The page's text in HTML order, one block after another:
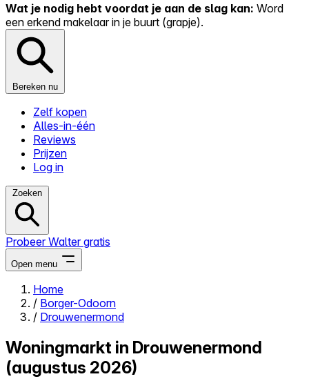
Wat je nodig hebt voordat je aan de slag kan: Word
een erkend makelaar in je buurt (grapje).
Bereken nu
Zelf kopen
Alles-in-één
Reviews
Prijzen
Log in
Zoeken
Probeer Walter gratis
Open menu
Close menu
Home
/ Borger-Odoorn
/ Drouwenermond
Woningmarkt in Drouwenermond
(augustus 2026)